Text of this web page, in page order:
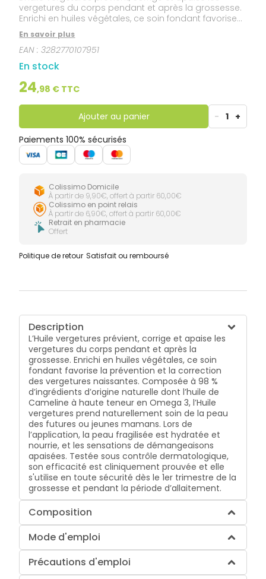
vergetures du corps pendant et après la grossesse.
Enrichi en huiles végétales, ce soin fondant favorise
la prévention et la correction des vergetures
naissantes. Composée à 98 % d’ingrédients d’origine
naturelle dont l’huile de Cameline à haute teneur en
Omega 3, l’Huile vergetures prend naturellement soin
de la peau des futures ou jeunes mamans. Lors de
l’application, la peau fragilisée est hydratée et
nourrie, et les sensations de démangeaisons
apaisées. Testée sous contrôle dermatologique, son
efficacité est cliniquement prouvée et elle s'utilise en
toute sécurité dès le 1er trimestre de la grossesse et
pendant la période d’allaitement.
En savoir plus
EAN :3282770107951
En stock
24,98 € TTC
Ajouter au panier - 1 +
Paiements 100% sécurisés
Colissimo Domicile
À partir de 9,90€, offert à partir 60,00€
Colissimo en point relais
À partir de 6,90€, offert à partir 60,00€
Retrait en pharmacie
Offert
Politique de retour Satisfait ou remboursé
Description
L’Huile vergetures prévient, corrige et apaise les
vergetures du corps pendant et après la
grossesse. Enrichi en huiles végétales, ce soin
fondant favorise la prévention et la correction
des vergetures naissantes. Composée à 98 %
d’ingrédients d’origine naturelle dont l’huile de
Cameline à haute teneur en Omega 3, l’Huile
vergetures prend naturellement soin de la peau
des futures ou jeunes mamans. Lors de
l’application, la peau fragilisée est hydratée et
nourrie, et les sensations de démangeaisons
apaisées. Testée sous contrôle dermatologique,
son efficacité est cliniquement prouvée et elle
s'utilise en toute sécurité dès le 1er trimestre de la
grossesse et pendant la période d’allaitement.
Composition
Mode d'emploi
Précautions d'emploi